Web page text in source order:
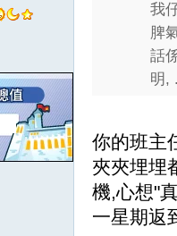
我
脾
話
明,
你的班主
夾夾埋埋
機,心想"
一星期返